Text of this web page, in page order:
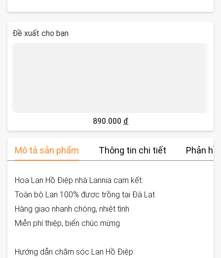
Đề xuất cho bạn
890.000 đ
Mô tả sản phẩm Thông tin chi tiết Phản
Hoa Lan Hồ Điệp nhà Lannia cam kết:
Toàn bộ Lan 100% được trồng tại Đà Lạt
Hàng giao nhanh chóng, nhiệt tình
Miễn phí thiệp, biển chúc mừng
Hướng dẫn chăm sóc Lan Hồ Điệp: